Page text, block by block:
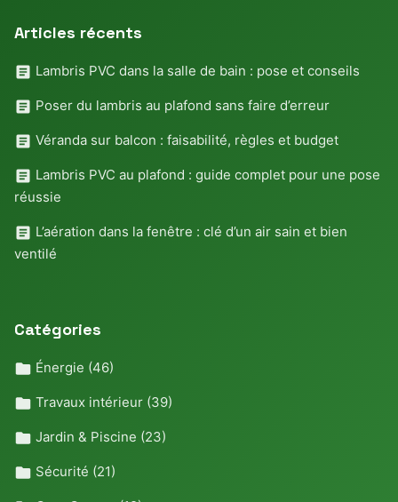
Articles récents
Lambris PVC dans la salle de bain : pose et conseils
Poser du lambris au plafond sans faire d’erreur
Véranda sur balcon : faisabilité, règles et budget
Lambris PVC au plafond : guide complet pour une pose
réussie
L’aération dans la fenêtre : clé d’un air sain et bien
ventilé
Catégories
Énergie (46)
Travaux intérieur (39)
Jardin & Piscine (23)
Sécurité (21)